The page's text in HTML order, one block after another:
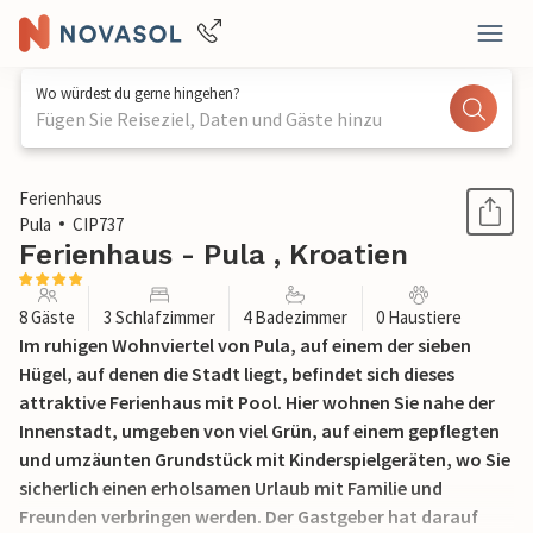
Wo würdest du gerne hingehen?
Fügen Sie Reiseziel, Daten und Gäste hinzu
1 / 46
Ferienhaus
Pula
CIP737
Ferienhaus - Pula , Kroatien
8 Gäste 3 Schlafzimmer 4 Badezimmer 0 Haustiere
Im ruhigen Wohnviertel von Pula, auf einem der sieben
Hügel, auf denen die Stadt liegt, befindet sich dieses
attraktive Ferienhaus mit Pool. Hier wohnen Sie nahe der
Innenstadt, umgeben von viel Grün, auf einem gepflegten
und umzäunten Grundstück mit Kinderspielgeräten, wo Sie
sicherlich einen erholsamen Urlaub mit Familie und
Freunden verbringen werden. Der Gastgeber hat darauf